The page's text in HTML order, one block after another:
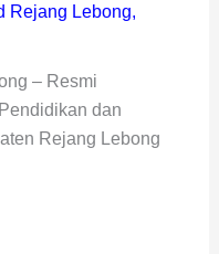
Rejang Lebong,
– Resmi
dan
Rejang Lebong